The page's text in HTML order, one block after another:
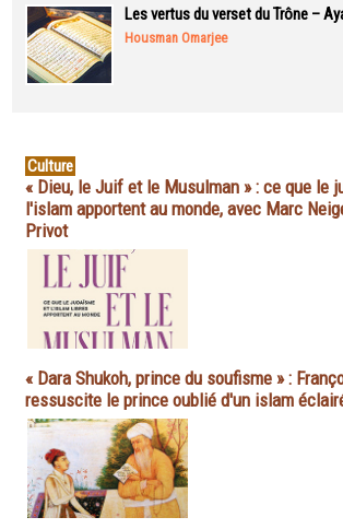
Les vertus du verset du Trône –
Housman Omarjee
Culture
« Dieu, le Juif et le Musulman » : ce que le
l'islam apportent au monde, avec Marc
Privot
« Dara Shukoh, prince du soufisme » :
ressuscite le prince oublié d'un islam